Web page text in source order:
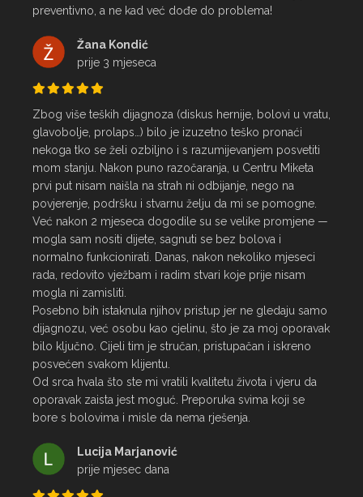
preventivno, a ne kad već dođe do problema!
Žana Kondić
prije 3 mjeseca
Zbog više teških dijagnoza (diskus hernije, bolovi u vratu,
glavobolje, prolaps…) bilo je izuzetno teško pronaći
nekoga tko se želi ozbiljno i s razumijevanjem posvetiti
mom stanju. Nakon puno razočaranja, u Centru Miketa
prvi put nisam naišla na strah ni odbijanje, nego na
povjerenje, podršku i stvarnu želju da mi se pomogne.
Već nakon 2 mjeseca dogodile su se velike promjene —
mogla sam nositi dijete, sagnuti se bez bolova i
normalno funkcionirati. Danas, nakon nekoliko mjeseci
rada, redovito vježbam i radim stvari koje prije nisam
mogla ni zamisliti.
Posebno bih istaknula njihov pristup jer ne gledaju samo
dijagnozu, već osobu kao cjelinu, što je za moj oporavak
bilo ključno. Cijeli tim je stručan, pristupačan i iskreno
posvećen svakom klijentu.
Od srca hvala što ste mi vratili kvalitetu života i vjeru da
oporavak zaista jest moguć. Preporuka svima koji se
bore s bolovima i misle da nema rješenja.
Lucija Marjanović
prije mjesec dana